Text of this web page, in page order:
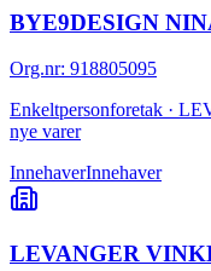
BYE9DESIGN
Org.nr: 918805095
Enkeltpersonforetak ·
nye varer
InnehaverInnehaver
LEVANGER